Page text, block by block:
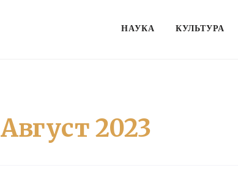
НАУКА КУЛЬТУРА
Август 2023